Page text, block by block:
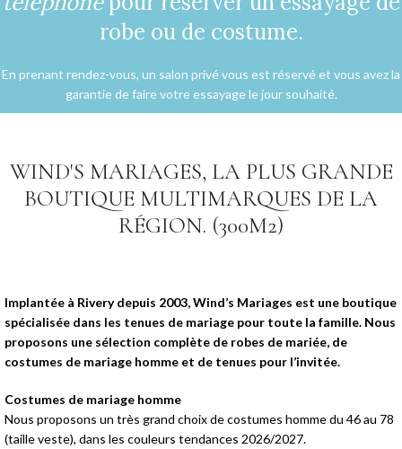
robe ou de costume.
En prenant rendez-vous, un salon privé vous est réservé et vous avez la
garantie de faire votre essayage le jour souhaité.
WIND'S MARIAGES, LA PLUS GRANDE
BOUTIQUE MULTIMARQUES DE LA
RÉGION. (300M2)
Implantée à Rivery depuis 2003, Wind’s Mariages est une boutique
spécialisée dans les tenues de mariage pour toute la famille. Nous
proposons une sélection complète de robes de mariée, de
costumes de mariage homme et de tenues pour l’invitée.
Costumes de mariage homme
Nous proposons un très grand choix de costumes homme du 46 au 78
(taille veste), dans les couleurs tendances 2026/2027.